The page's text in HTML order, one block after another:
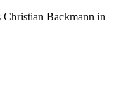
Christian Backmann in